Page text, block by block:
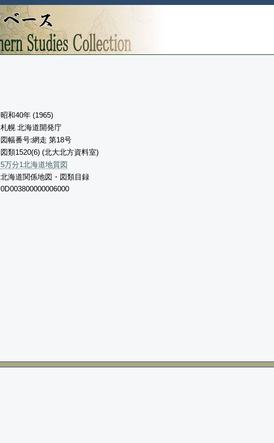
昭和40年 (1965)
札幌 北海道開発庁
図幅番号:網走 第18号
図類1520(6) (北大北方資料室)
5万分1北海道地質図
北海道関係地図・図類目録
0D003800000006000